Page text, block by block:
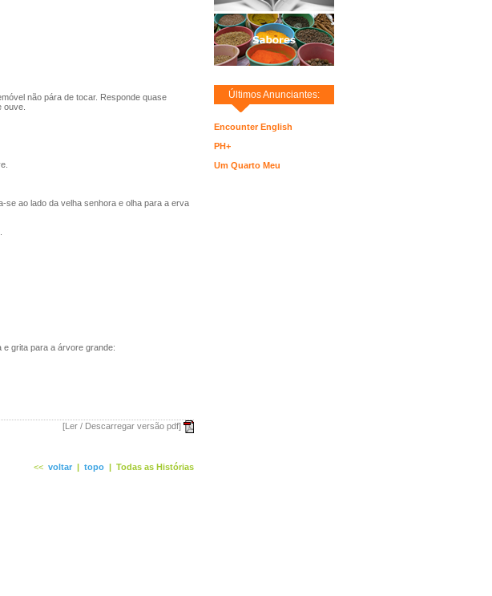
Últimos Anunciantes:
Encounter English
PH+
Um Quarto Meu
não pára de tocar. Responde quase
ouve.
se ao lado da velha senhora e olha para a erva
grita para a árvore grande:
[Ler / Descarregar versão pdf]
<< voltar | topo | Todas as Histórias